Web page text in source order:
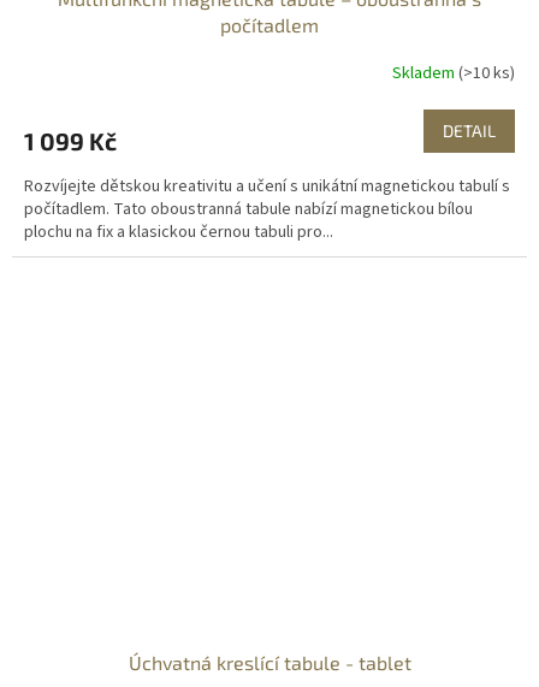
počítadlem
Skladem (>10 ks)
1 099 Kč DETAIL
Rozvíjejte dětskou kreativitu a učení s unikátní magnetickou tabulí s
počítadlem. Tato oboustranná tabule nabízí magnetickou bílou
plochu na fix a klasickou černou tabuli pro...
Úchvatná kreslící tabule - tablet